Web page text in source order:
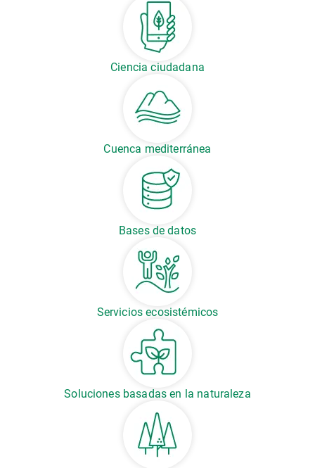
Ciencia ciudadana
Cuenca mediterránea
Bases de datos
Servicios ecosistémicos
Soluciones basadas en la naturaleza